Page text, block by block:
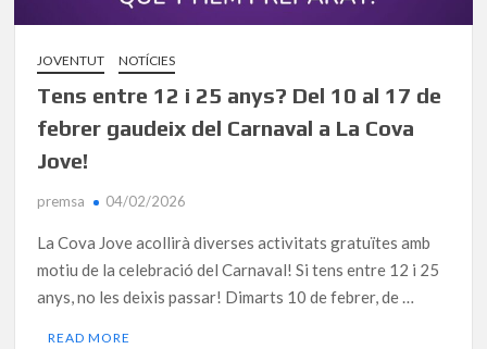
JOVENTUT NOTÍCIES
Tens entre 12 i 25 anys? Del 10 al 17 de
febrer gaudeix del Carnaval a La Cova
Jove!
premsa 04/02/2026
La Cova Jove acollirà diverses activitats gratuïtes amb
motiu de la celebració del Carnaval! Si tens entre 12 i 25
anys, no les deixis passar! Dimarts 10 de febrer, de …
READ MORE